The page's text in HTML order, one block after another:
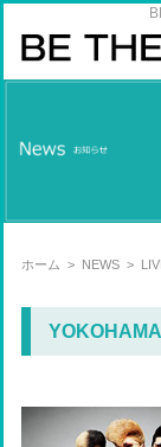
ホーム > NEWS >